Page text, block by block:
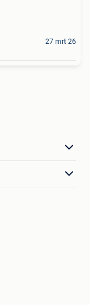
27 mrt 26